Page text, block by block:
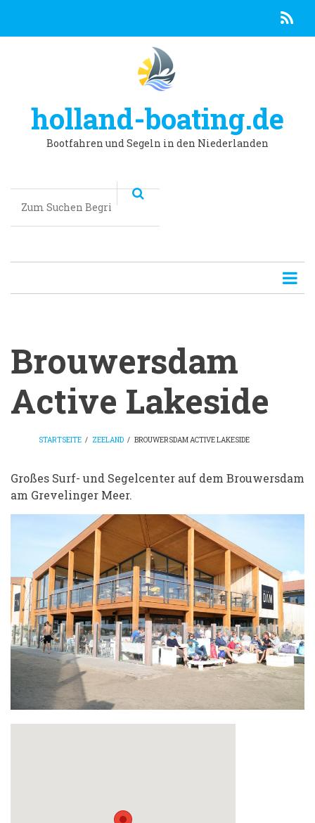
holland-boating.de
Bootfahren und Segeln in den Niederlanden
Brouwersdam
Active Lakeside
STARTSEITE / ZEELAND / BROUWERSDAM ACTIVE LAKESIDE
Brouwersdam
Active
Lakeside
Großes Surf- und Segelcenter auf dem Brouwersdam
am Grevelinger Meer.